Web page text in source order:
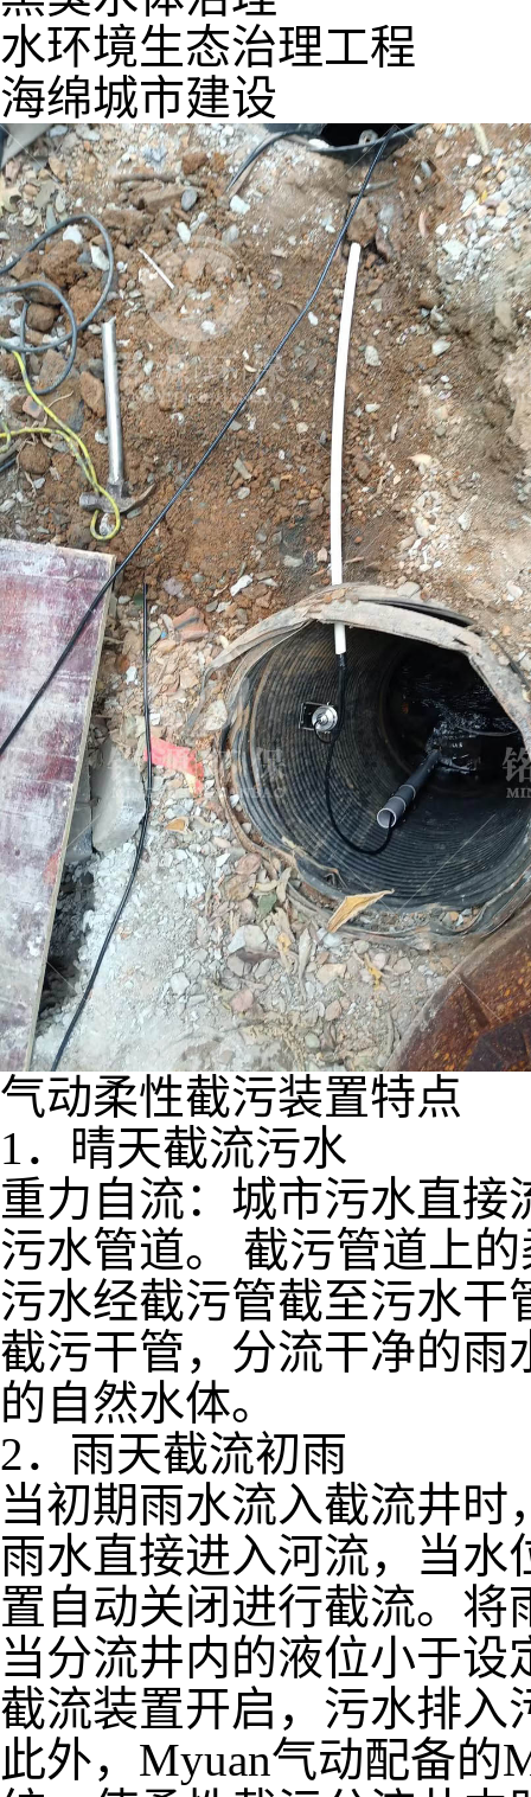
水环境生态治理工程
海绵城市建设
气动柔性截污装置特点
1．晴天截流污水
重力自流：城市污水直
污水管道。 截污管道上
污水经截污管截至污水
截污干管，分流干净的雨
的自然水体。
2．雨天截流初雨
当初期雨水流入截流井
雨水直接进入河流，当
置自动关闭进行截流。将
当分流井内的液位小于
截流装置开启，污水排入
此外，Myuan气动配备的